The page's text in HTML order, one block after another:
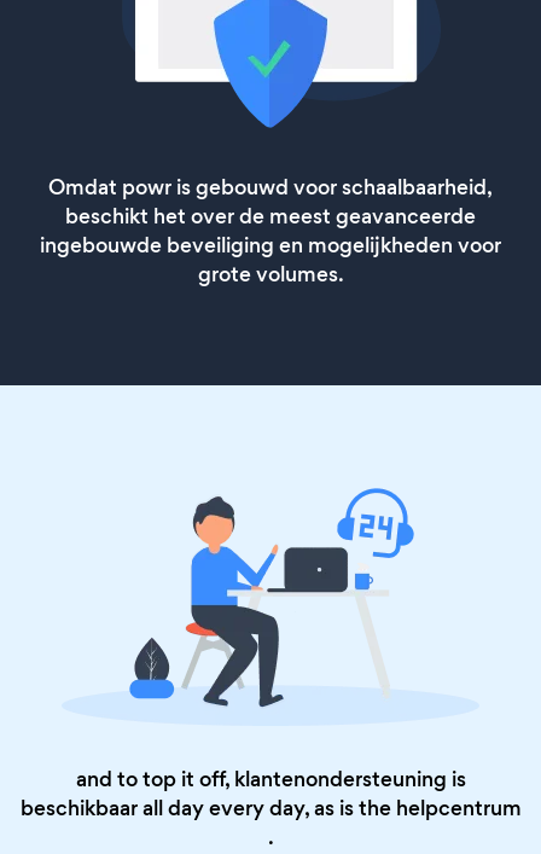
Omdat powr is gebouwd voor schaalbaarheid,
beschikt het over de meest geavanceerde
ingebouwde beveiliging en mogelijkheden voor
grote volumes.
and to top it off, klantenondersteuning is
beschikbaar all day every day, as is the helpcentrum
.